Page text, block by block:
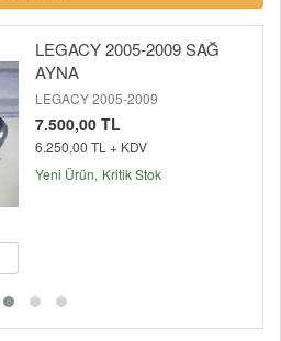
LEGACY 2005-2009 SAĞ
AYNA
LEGACY 2005-2009
7.500,00 TL
6.250,00 TL + KDV
Yeni Ürün Kritik Stok